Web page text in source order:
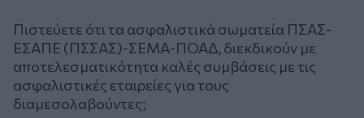
Πιστεύετε ότι τα ασφαλιστικά σωματεία ΠΣΑΣ-
ΕΣΑΠΕ (ΠΣΣΑΣ)-ΣΕΜΑ-ΠΟΑΔ, διεκδικούν με
αποτελεσματικότητα καλές συμβάσεις με τις
ασφαλιστικές εταιρείες για τους
διαμεσολαβούντες;